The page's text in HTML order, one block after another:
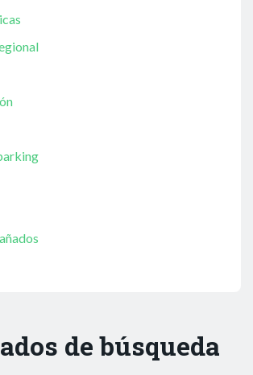
de búsqueda